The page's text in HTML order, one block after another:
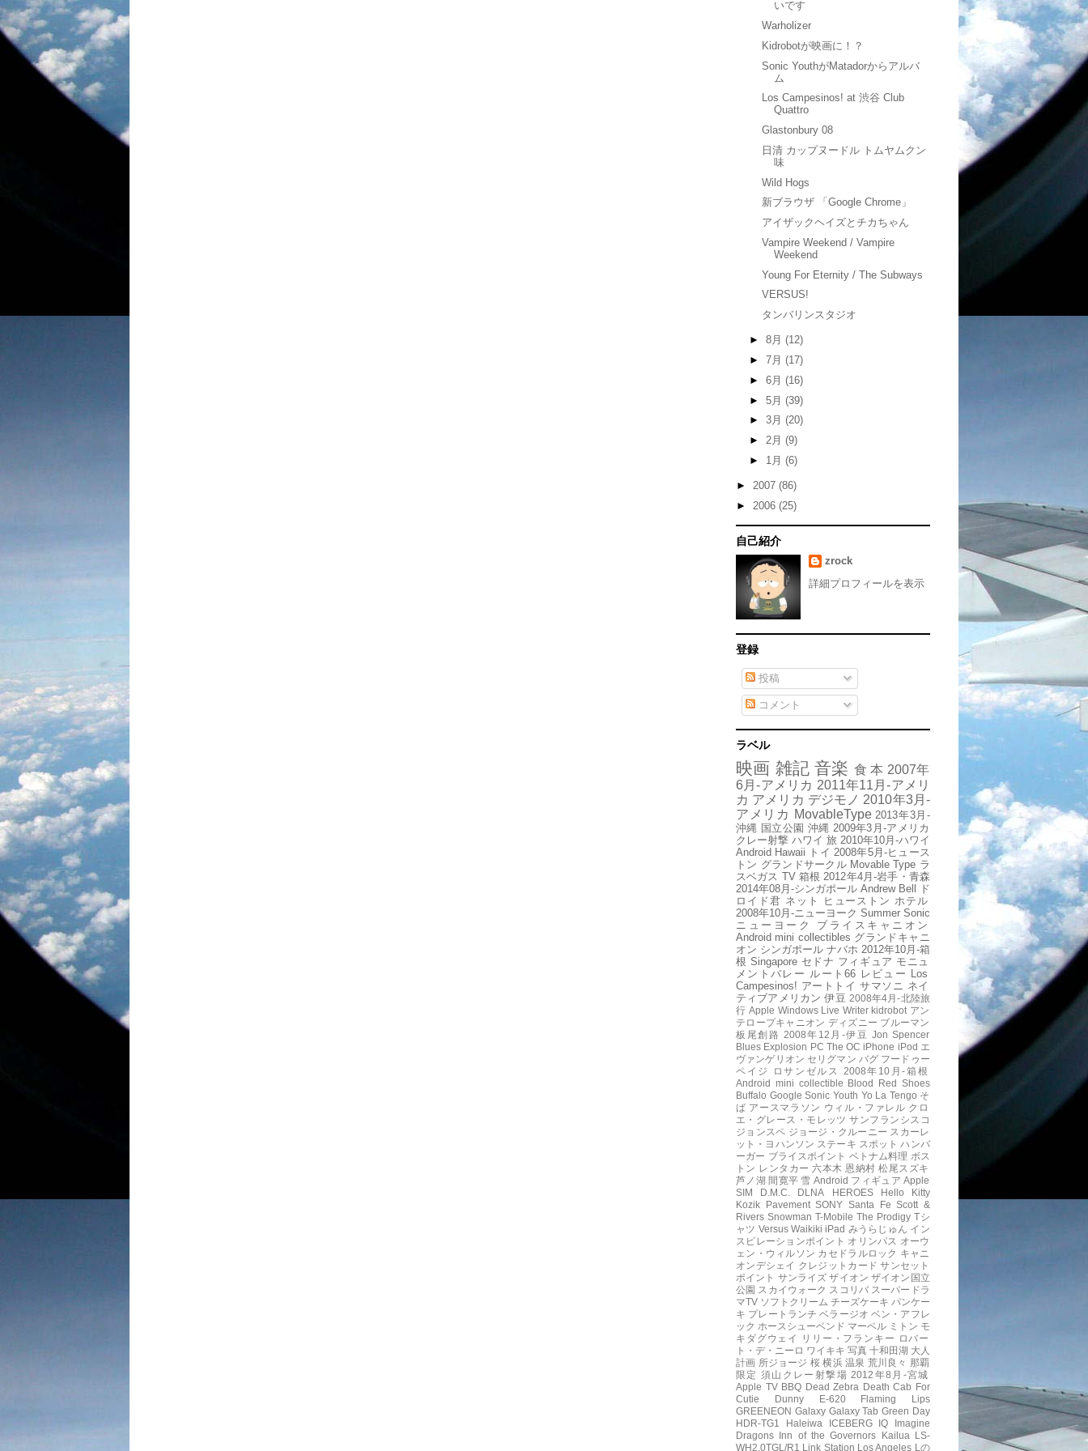
いです
Warholizer
Kidrobotが映画に！？
Sonic YouthがMatadorからアルバ
ム
Los Campesinos! at 渋谷 Club
Quattro
Glastonbury 08
日清 カップヌードル トムヤムクン
味
Wild Hogs
新ブラウザ 「Google Chrome」
アイザックヘイズとチカちゃん
Vampire Weekend / Vampire
Weekend
Young For Eternity / The Subways
VERSUS!
タンバリンスタジオ
► 8月 (12)
► 7月 (17)
► 6月 (16)
► 5月 (39)
► 3月 (20)
► 2月 (9)
► 1月 (6)
► 2007 (86)
► 2006 (25)
自己紹介
zrock
詳細プロフィールを表示
登録
投稿
コメント
ラベル
映画 雑記 音楽 食 本 2007年
6月-アメリカ 2011年11月-アメリ
カ アメリカ デジモノ 2010年3月-
アメリカ MovableType 2013年3月-
沖縄 国立公園 沖縄 2009年3月-アメリカ
クレー射撃 ハワイ 旅 2010年10月-ハワイ
Android Hawaii トイ 2008年5月-ヒュース
トン グランドサークル Movable Type ラ
スベガス TV 箱根 2012年4月-岩手・青森
2014年08月-シンガポール Andrew Bell
ド
ロイド君 ネット ヒューストン ホテル
2008年10月-ニューヨーク Summer Sonic
ニューヨーク
ブライスキャニオン
Android mini collectibles グランドキャニ
オン シンガポール ナバホ 2012年10月-箱
根 Singapore セドナ フィギュア モニュ
メントバレー ルート66 レビュー Los
Campesinos! アートトイ サマソニ ネイ
ティブアメリカン 伊豆 2008年4月-北陸旅
行 Apple Windows Live Writer kidrobot アン
テロープキャニオン ディズニー ブルーマン
板尾創路
2008年12月-伊豆 Jon Spencer
Blues Explosion PC The OC iPhone iPod エ
ヴァンゲリオン セリグマン バグ フードゥー
ペイジ
ロサンゼルス
2008年10月-箱根
Android mini collectible
Blood Red Shoes
Buffalo Google Sonic Youth Yo La Tengo そ
ば アースマラソン ウィル・ファレル クロ
エ・グレース・モレッツ サンフランシスコ
ジョンスペ ジョージ・クルーニー スカーレ
ット・ヨハンソン ステーキ スポット ハンバ
ーガー ブライスポイント ベトナム料理 ボス
トン レンタカー 六本木 恩納村 松尾スズキ
芦ノ湖 間寛平 雪 Android フィギュア Apple
SIM
D.M.C. DLNA HEROES
Hello Kitty
Kozik
Pavement SONY Santa Fe Scott &
Rivers Snowman T-Mobile The Prodigy Tシ
ャツ Versus Waikiki iPad みうらじゅん イン
スピレーションポイント オリンパス オーウ
ェン・ウィルソン カセドラルロック キャニ
オンデシェイ クレジットカード サンセット
ポイント サンライズ ザイオン ザイオン国立
公園 スカイウォーク スコリバ スーパードラ
マTV ソフトクリーム チーズケーキ パンケー
キ プレートランチ ベラージオ ベン・アフレ
ック ホースシューベンド マーベル ミトン モ
キダグウェイ
リリー・フランキー
ロバー
ト・デ・ニーロ ワイキキ 写真 十和田湖 大人
計画 所ジョージ 桜 横浜 温泉 荒川良々 那覇
限定 須山クレー射撃場 2012年8月-宮城
Apple TV BBQ Dead Zebra
Death Cab For
Cutie
Dunny E-620
Flaming Lips
GREENEON Galaxy Galaxy Tab Green Day
HDR-TG1
Haleiwa ICEBERG IQ
Imagine
Dragons
Inn of the Governors Kailua
LS-
WH2.0TGL/R1
Link Station Los Angeles Lの